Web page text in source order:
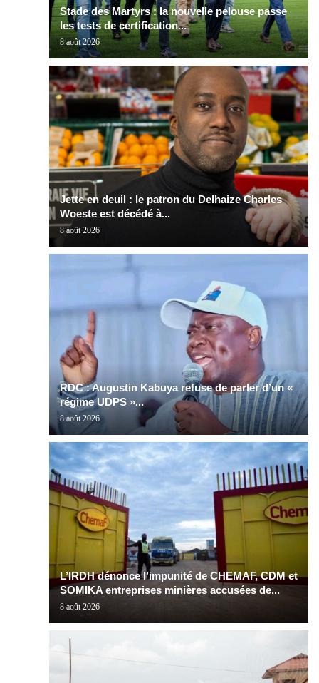
Stade des Martyrs : la nouvelle pelouse passe
les tests de certification...
8 août 2026
Jette en deuil : le patron du Delhaize Charles
Woeste est décédé à...
8 août 2026
RDC : Augustin Kabuya refuse de parler d’un «
régime UDPS »...
8 août 2026
L’IRDH dénonce l’impunité de CHEMAF, CDM et
SOMIKA entreprises minières accusées de...
8 août 2026